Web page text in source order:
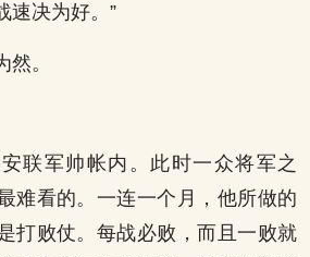
速决为好。”
。
联军帅帐内。此时一众将军之
难看的。一连一个月，他所做的
打败仗。每战必败，而且一败就